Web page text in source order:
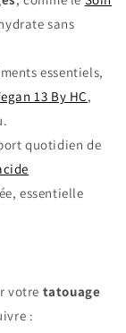
sans
essentiels,
13 By HC,
quotidien de
essentielle
votre tatouage
: